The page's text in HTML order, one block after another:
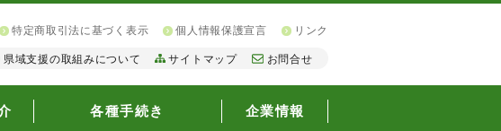
特定商取引法に基づく表示 個人情報保護宣言 リンク
県域支援の取組みについて サイトマップ お問合せ
各種手続き 企業情報